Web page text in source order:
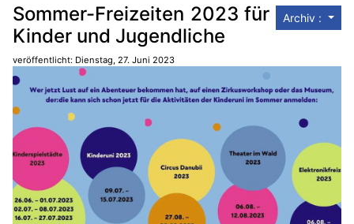
Archiv :
Sommer-Freizeiten 2023 für
Kinder und Jugendliche
veröffentlicht: Dienstag, 27. Juni 2023